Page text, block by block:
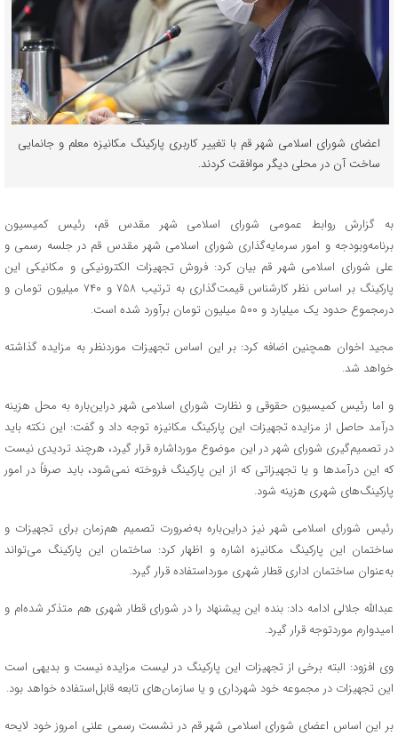
اعضای شورای اسلامی شهر قم با تغییر کاربری پارکینگ مکانیزه معلم و جانمایی
ساخت آن در محلی دیگر موافقت کردند.
به گزارش روابط عمومی شورای اسلامی شهر مقدس قم، رئیس کمیسیون
برنامه‌وبودجه و امور سرمایه‌گذاری شورای اسلامی شهر مقدس قم در جلسه رسمی و
علی شورای اسلامی شهر قم بیان کرد: فروش تجهیزات الکترونیکی و مکانیکی این
پارکینگ بر اساس نظر کارشناس قیمت‌گذاری به ترتیب ۷۵۸ و ۷۴۰ میلیون تومان و
درمجموع حدود یک میلیارد و ۵۰۰ میلیون تومان برآورد شده است.
مجید اخوان همچنین اضافه کرد: بر این اساس تجهیزات موردنظر به مزایده گذاشته
خواهد شد.
و اما رئیس کمیسیون حقوقی و نظارت شورای اسلامی شهر دراین‌باره به محل هزینه
درآمد حاصل از مزایده تجهیزات این پارکینگ مکانیزه توجه داد و گفت: این نکته باید
در تصمیم‌گیری شورای شهر در این موضوع مورداشاره قرار گیرد، هرچند تردیدی نیست
که این درآمدها و یا تجهیزاتی که از این پارکینگ فروخته نمی‌شود، باید صرفاً در امور
پارکینگ‌های شهری هزینه شود.
رئیس شورای اسلامی شهر نیز دراین‌باره به‌ضرورت تصمیم هم‌زمان برای تجهیزات و
ساختمان این پارکینگ مکانیزه اشاره و اظهار کرد: ساختمان این پارکینگ می‌تواند
به‌عنوان ساختمان اداری قطار شهری مورداستفاده قرار گیرد.
عبدالله جلالی ادامه داد: بنده این پیشنهاد را در شورای قطار شهری هم متذکر شده‌ام و
امیدوارم موردتوجه قرار گیرد.
وی افزود: البته برخی از تجهیزات این پارکینگ در لیست مزایده نیست و بدیهی است
این تجهیزات در مجموعه خود شهرداری و یا سازمان‌های تابعه قابل‌استفاده خواهد بود.
بر این اساس اعضای شورای اسلامی شهر قم در نشست رسمی علنی امروز خود لایحه